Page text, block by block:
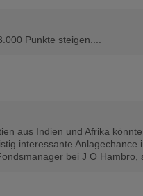
Punkte steigen....
aus Indien und Afrika
interessante Anlagechance
bei J O Hambro,